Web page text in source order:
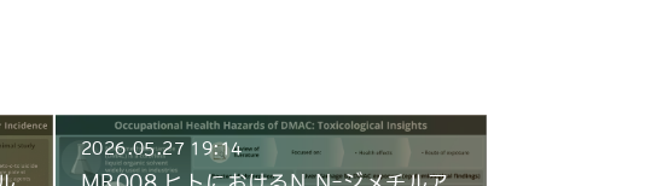
2026.05.27 19:14